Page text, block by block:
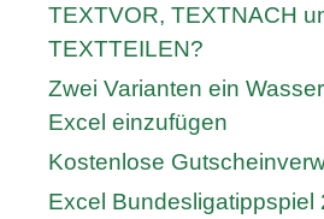
TEXTVOR, TEXTNACH
TEXTTEILEN?
Zwei Varianten ein
Excel einzufügen
Kostenlose
Excel Bundesligatippspiel